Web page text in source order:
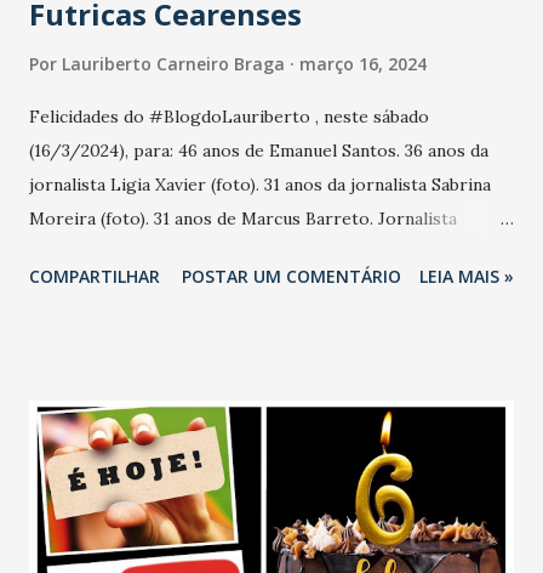
Futricas Cearenses
Por Lauriberto Carneiro Braga março 16, 2024
Felicidades do #BlogdoLauriberto , neste sábado
(16/3/2024), para: 46 anos de Emanuel Santos. 36 anos da
jornalista Ligia Xavier (foto). 31 anos da jornalista Sabrina
Moreira (foto). 31 anos de Marcus Barreto. Jornalista
Guedes. Radialista José Miranda de Freitas. Marcelo
COMPARTILHAR POSTAR UM COMENTÁRIO LEIA MAIS »